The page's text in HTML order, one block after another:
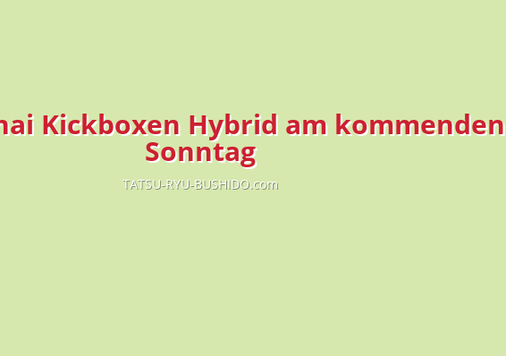
Kickboxen Hybrid am kommenden
Sonntag
TATSU-RYU-BUSHIDO.com